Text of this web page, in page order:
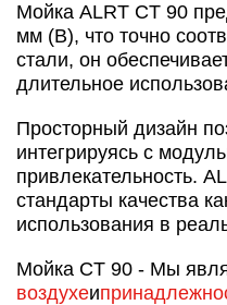
Мойка ALRT CT 90
мм (В), что точно
стали, он
длительное
Просторный дизайн
интегрируясь с
привлекательность.
стандарты качества
использования в
Мойка CT 90 - Мы
воздухеи